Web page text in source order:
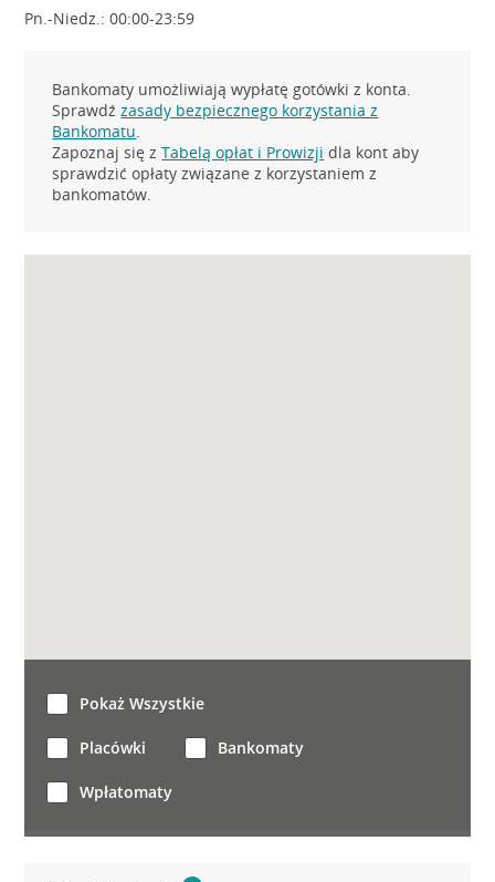
Pn.-Niedz.: 00:00-23:59
Bankomaty umożliwiają wypłatę gotówki z konta.
Sprawdźzasady bezpiecznego korzystania z
Bankomatu.
Zapoznaj się zTabelą opłat i Prowizji dla kont aby
sprawdzić opłaty związane z korzystaniem z
bankomatów.
Pokaż Wszystkie
Placówki Bankomaty
Wpłatomaty